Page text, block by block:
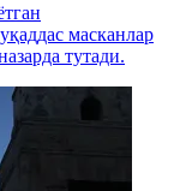
масканлар
тутади.